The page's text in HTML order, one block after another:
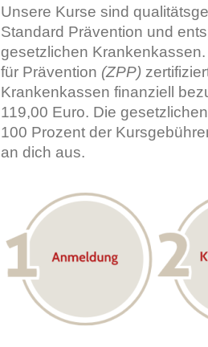
Unsere Kurse sind
Standard Prävention und
gesetzlichen
für Prävention (ZPP)
Krankenkassen finanziell
119,00 Euro. Die
100 Prozent der
an dich aus.